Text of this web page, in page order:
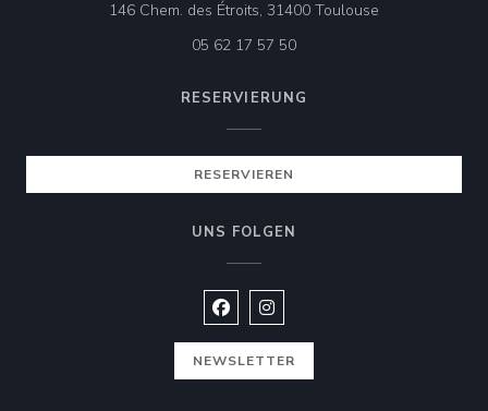
146 Chem. des Étroits, 31400 Toulouse
05 62 17 57 50
RESERVIERUNG
RESERVIEREN
UNS FOLGEN
Facebook ((öffnet ein neues
Instagram ((öffnet ein neues
NEWSLETTER